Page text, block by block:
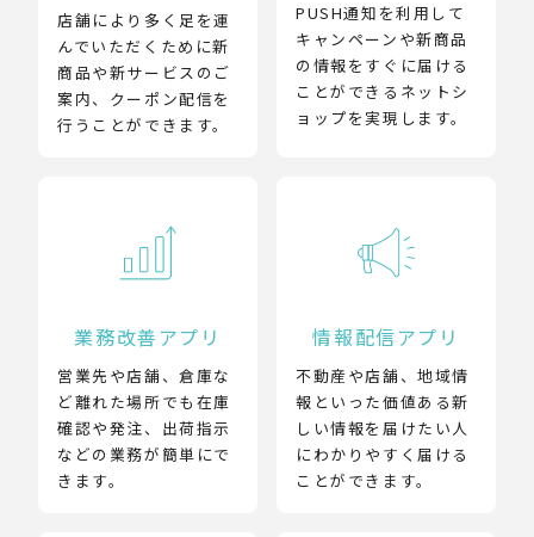
店舗により多く足を運
んでいただくために新
商品や新サービスのご
案内、クーポン配信を
行うことができます。
PUSH通知を利用して
キャンペーンや新商品
の情報をすぐに届ける
ことができるネットシ
ョップを実現します。
業務改善アプリ
営業先や店舗、倉庫な
ど離れた場所でも在庫
確認や発注、出荷指示
などの業務が簡単にで
きます。
情報配信アプリ
不動産や店舗、地域情
報といった価値ある新
しい情報を届けたい人
にわかりやすく届ける
ことができます。